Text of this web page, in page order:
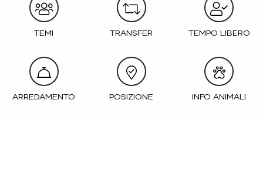
TEMI TRANSFER TEMPO LIBERO
ARREDAMENTO POSIZIONE INFO ANIMALI